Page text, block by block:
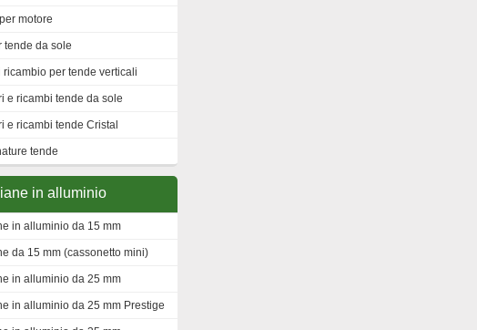
motore
tende da sole
ricambio per tende verticali
e ricambi tende da sole
e ricambi tende Cristal
tende
in alluminio
in alluminio da 15 mm
da 15 mm (cassonetto mini)
in alluminio da 25 mm
in alluminio da 25 mm Prestige